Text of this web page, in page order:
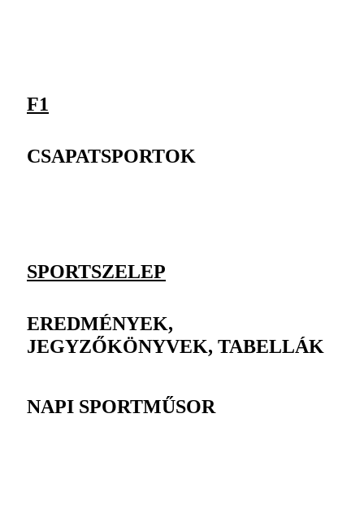
F1
CSAPATSPORTOK
SPORTSZELEP
EREDMÉNYEK,
JEGYZŐKÖNYVEK, TABELLÁK
NAPI SPORTMŰSOR